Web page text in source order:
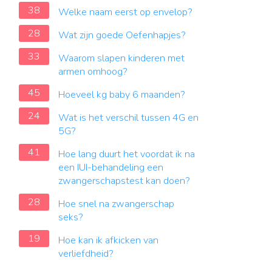
38
Welke naam eerst op envelop?
28
Wat zijn goede Oefenhapjes?
33
Waarom slapen kinderen met
armen omhoog?
45
Hoeveel kg baby 6 maanden?
24
Wat is het verschil tussen 4G en
5G?
41
Hoe lang duurt het voordat ik na
een IUI-behandeling een
zwangerschapstest kan doen?
28
Hoe snel na zwangerschap
seks?
19
Hoe kan ik afkicken van
verliefdheid?